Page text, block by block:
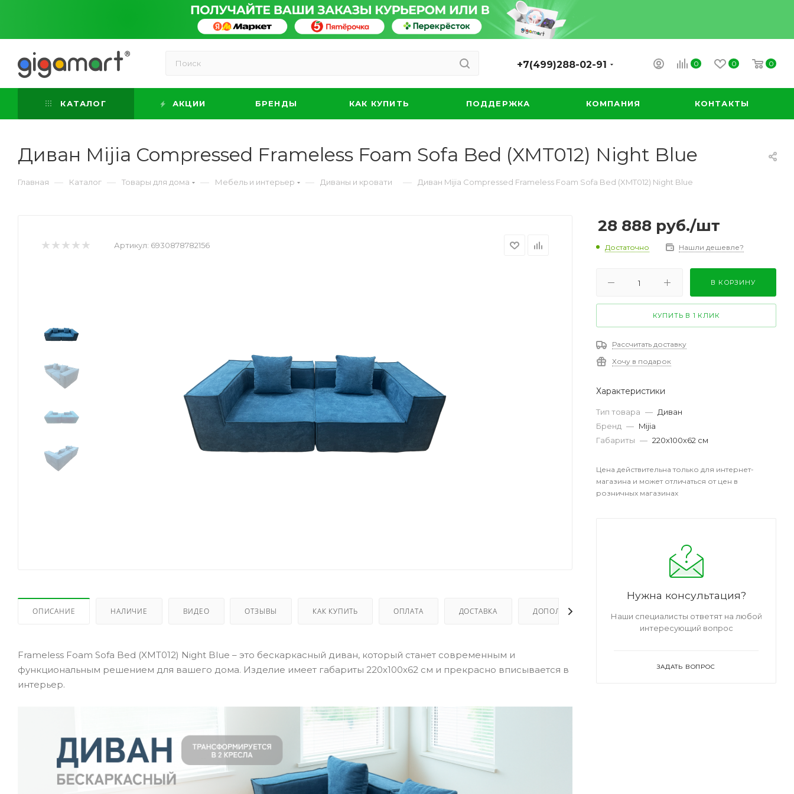
0 0 0
+7(499)288-02-91
КАТАЛОГ АКЦИИ БРЕНДЫ КАК КУПИТЬ ПОДДЕРЖКА КОМПАНИЯ КОНТАКТЫ
Диван Mijia Compressed Frameless Foam Sofa Bed (XMT012) Night Blue
Главная — Каталог — Товары для дома — Мебель и интерьер — Диваны и кровати — Диван Mijia Compressed Frameless Foam Sofa Bed (XMT012) Night Blue
Артикул: 6930878782156
ОПИСАНИЕ НАЛИЧИЕ ВИДЕО ОТЗЫВЫ КАК КУПИТЬ ОПЛАТА ДОСТАВКА ДОПОЛНИТЕЛЬНО
Frameless Foam Sofa Bed (XMT012) Night Blue – это бескаркасный диван, который станет современным и
функциональным решением для вашего дома. Изделие имеет габариты 220х100х62 см и прекрасно вписывается в
интерьер.
28 888 руб./шт
Достаточно Нашли дешевле?
В КОРЗИНУ
КУПИТЬ В 1 КЛИК
Рассчитать доставку
Хочу в подарок
Характеристики
Тип товара — Диван
Бренд — Mijia
Габариты — 220х100х62 см
Цена действительна только для интернет-
магазина и может отличаться от цен в
розничных магазинах
Нужна консультация?
Наши специалисты ответят на любой
интересующий вопрос
ЗАДАТЬ ВОПРОС